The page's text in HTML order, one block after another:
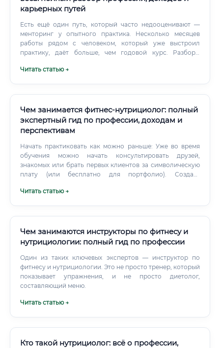
карьерных путей
Есть ещё один путь, который часто недооценивают —
менторинг у опытного практика. Несколько месяцев
работы рядом с человеком, который уже выстроил
практику, даёт больше, чем годовой курс. Разборы
решения в нестандартных ситуациях — это нигде не
Читать статью →
Чем занимается фитнес-нутрициолог: полный
экспертный гид по профессии, доходам и
перспективам
Начать практиковать как можно раньше: Уже во время
обучения можно начать консультировать друзей,
знакомых или брать первых клиентов за символическую
плату (или бесплатно для портфолио). Создать
клиентов.
Читать статью →
Чем занимаются инструкторы по фитнесу и
нутрициологии: полный гид по профессии
Один из таких ключевых экспертов — инструктор по
фитнесу и нутрициологии. Это не просто тренер, который
показывает упражнения, и не просто диетолог,
составляющий меню.
Читать статью →
Кто такой нутрициолог: всё о профессии,